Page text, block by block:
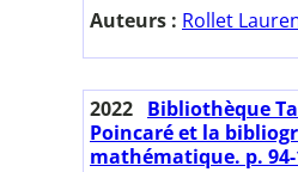
Auteurs : Rollet
2022 Bibliothèque
Poincaré et la
mathématique. p. 94-